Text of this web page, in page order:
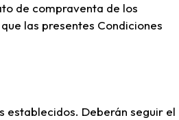
de compraventa de los
las presentes Condiciones
establecidos. Deberán seguir el